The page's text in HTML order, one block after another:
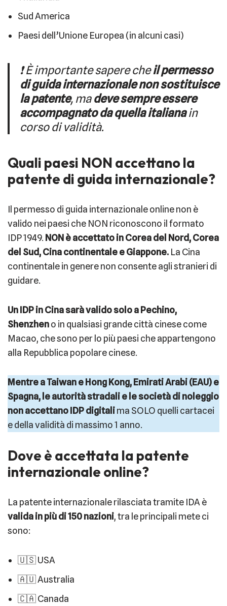
Sud America
Paesi dell’Unione Europea (in alcuni casi)
❗ È importante sapere cheil permesso
di guida internazionale non sostituisce
la patente, madeve sempre essere
accompagnato da quella italianain
corso di validità.
Quali paesi NON accettano la
patente di guida internazionale?
Il permesso di guida internazionale online non è
valido nei paesi che NON riconoscono il formato
IDP 1949. NON è accettato in Corea del Nord, Corea
del Sud, Cina continentale e Giappone. La Cina
continentale in genere non consente agli stranieri di
guidare.
Un IDP in Cina sarà valido solo a Pechino,
Shenzheno in qualsiasi grande città cinese come
Macao, che sono per lo più paesi che appartengono
alla Repubblica popolare cinese.
Mentre a Taiwan e Hong Kong, Emirati Arabi (EAU) e
Spagna, le autorità stradali e le società di noleggio
non accettano IDP digitalima SOLO quelli cartacei
e della validità di massimo 1 anno.
Dove è accettata la patente
internazionale online?
La patente internazionale rilasciata tramite IDA è
valida in più di 150 nazioni, tra le principali mete ci
sono:
🇺🇸 USA
🇦🇺 Australia
🇨🇦 Canada